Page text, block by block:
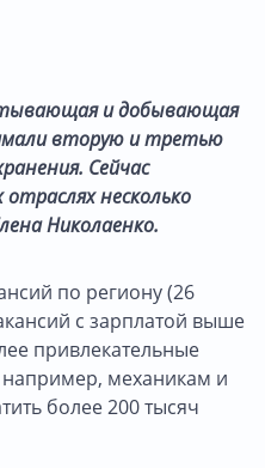
и добывающая
вторую и третью
Сейчас
несколько
Николаенко.
по региону (26
с зарплатой выше
привлекательные
механикам и
более 200 тысяч